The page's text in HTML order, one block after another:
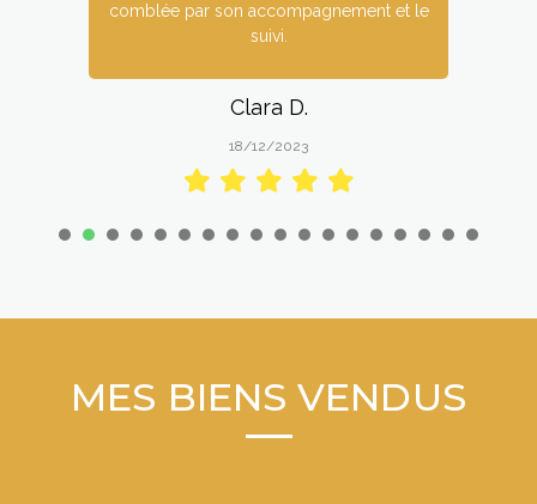
comblée par son accompagnement et le
suivi.
Clara D.
18/12/2023
1 2 3 4 5 6 7 8 9
1
1
MES BIENS VENDUS